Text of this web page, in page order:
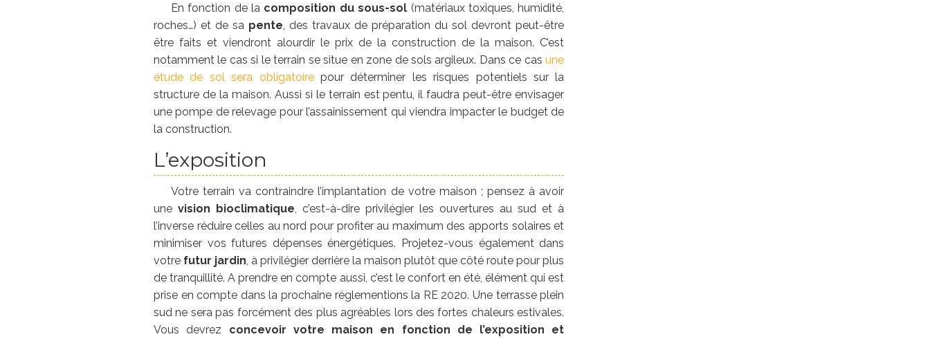
En fonction de la composition du sous-sol (matériaux toxiques, humidité,
roches…) et de sa pente , des travaux de préparation du sol devront peut-être
être faits et viendront alourdir le prix de la construction de la maison. C’est
notamment le cas si le terrain se situe en zone de sols argileux. Dans ce casune
étude de sol sera obligatoirepour déterminer les risques potentiels sur la
structure de la maison. Aussi si le terrain est pentu, il faudra peut-être envisager
une pompe de relevage pour l’assainissement qui viendra impacter le budget de
la construction.
L’exposition
Votre terrain va contraindre l’implantation de votre maison ; pensez à avoir
unevision bioclimatique , c’est-à-dire privilégier les ouvertures au sud et à
l’inverse réduire celles au nord pour profiter au maximum des apports solaires et
minimiser vos futures dépenses énergétiques. Projetez-vous également dans
votre futur jardin , à privilégier derrière la maison plutôt que côté route pour plus
de tranquillité. A prendre en compte aussi, c’est le confort en été, élément qui est
prise en compte dans la prochaine réglementions la RE 2020. Une terrasse plein
sud ne sera pas forcément des plus agréables lors des fortes chaleurs estivales.
Vous devrez concevoir votre maison en fonction de l’exposition et